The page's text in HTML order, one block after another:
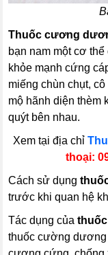
Thuốc cương
bạn nam một cơ
khỏe mạnh cứng
miếng chùn chụt,
mộ hãnh diện thèm
quýt bên nhau.
Xem tại địa chỉ
thoại:
Cách sử dụng
trước khi quan hệ
Tác dụng của
thuốc cường dương